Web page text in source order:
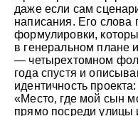
даже если сам
написания. Его слова
формулировки,
в генеральном плане
— четырехтомном
года спустя и
идентичность проекта:
«Место, где мой сын
прямо посреди улицы